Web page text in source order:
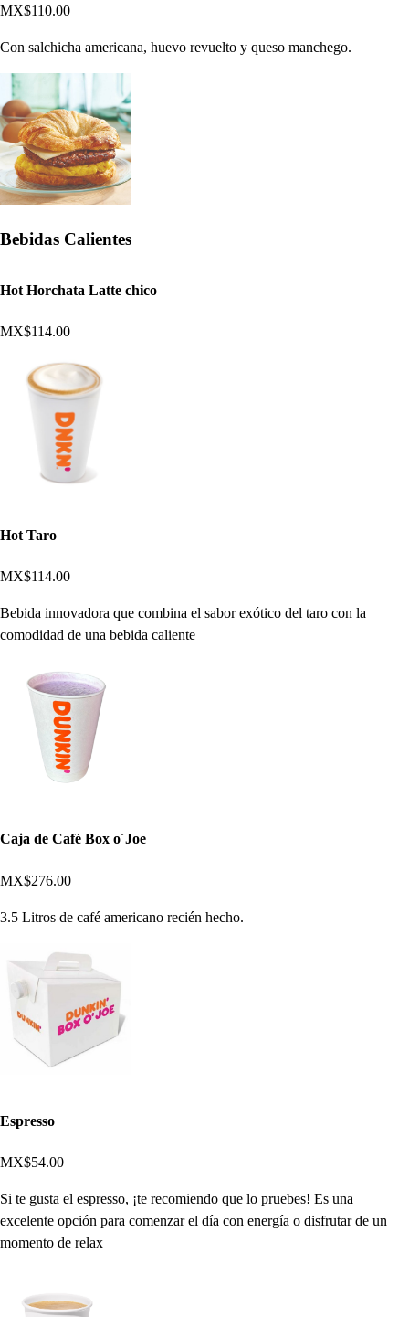
MX$110.00
Con salchicha americana, huevo revuelto y queso manchego.
Bebidas Calientes
Hot Horchata Latte chico
MX$114.00
Hot Taro
MX$114.00
Bebida innovadora que combina el sabor exótico del taro con la
comodidad de una bebida caliente
Caja de Café Box o´Joe
MX$276.00
3.5 Litros de café americano recién hecho.
Espresso
MX$54.00
Si te gusta el espresso, ¡te recomiendo que lo pruebes! Es una
excelente opción para comenzar el día con energía o disfrutar de un
momento de relax